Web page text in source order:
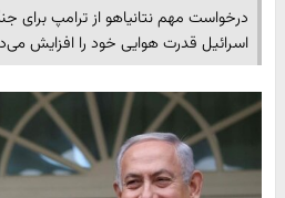
درخواست مهم نتانیاهو از ترامپ برای
اسرائیل قدرت هوایی خود را افزایش